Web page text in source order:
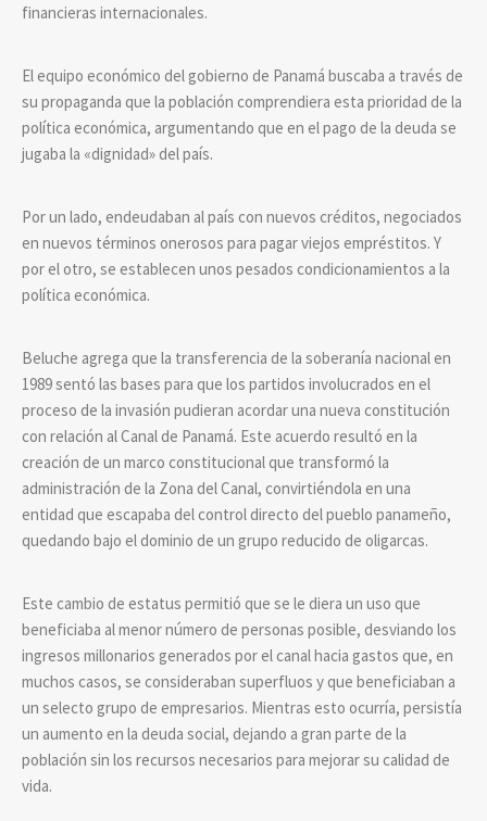
financieras internacionales.
El equipo económico del gobierno de Panamá buscaba a través de
su propaganda que la población comprendiera esta prioridad de la
política económica, argumentando que en el pago de la deuda se
jugaba la «dignidad» del país.
Por un lado, endeudaban al país con nuevos créditos, negociados
en nuevos términos onerosos para pagar viejos empréstitos. Y
por el otro, se establecen unos pesados condicionamientos a la
política económica.
Beluche agrega que la transferencia de la soberanía nacional en
1989 sentó las bases para que los partidos involucrados en el
proceso de la invasión pudieran acordar una nueva constitución
con relación al Canal de Panamá. Este acuerdo resultó en la
creación de un marco constitucional que transformó la
administración de la Zona del Canal, convirtiéndola en una
entidad que escapaba del control directo del pueblo panameño,
quedando bajo el dominio de un grupo reducido de oligarcas.
Este cambio de estatus permitió que se le diera un uso que
beneficiaba al menor número de personas posible, desviando los
ingresos millonarios generados por el canal hacia gastos que, en
muchos casos, se consideraban superfluos y que beneficiaban a
un selecto grupo de empresarios. Mientras esto ocurría, persistía
un aumento en la deuda social, dejando a gran parte de la
población sin los recursos necesarios para mejorar su calidad de
vida.